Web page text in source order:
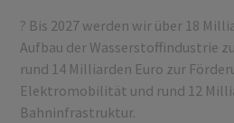
? Bis 2027 werden wir über 18
Aufbau der Wasserstoffindustrie
rund 14 Milliarden Euro zur
Elektromobilität und rund 12
Bahninfrastruktur.